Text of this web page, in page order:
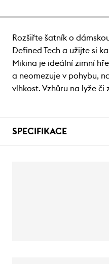
Rozšiřte šatník o
Defined Tech a užijte si
Mikina je ideální zimní
a neomezuje v pohybu,
vlhkost. Vzhůru na lyže či
SPECIFIKACE